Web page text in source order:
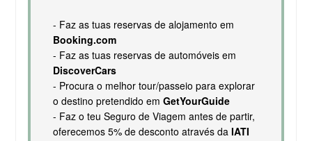
- Faz as tuas reservas de alojamento em
Booking.com
- Faz as tuas reservas de automóveis em
DiscoverCars
- Procura o melhor tour/passeio para explorar
o destino pretendido em GetYourGuide
- Faz o teu Seguro de Viagem antes de partir,
oferecemos 5% de desconto através da IATI